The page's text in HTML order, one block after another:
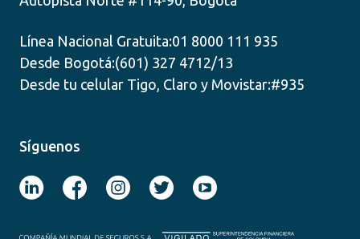
Línea Nacional Gratuita:01 8000 111 935
Desde Bogotá:(601) 327 4712/13
Desde tu celular Tigo, Claro y Movistar:#935
Síguenos